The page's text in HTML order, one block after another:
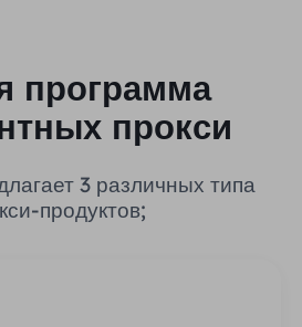
программа
прокси
3 различных типа
продуктов;